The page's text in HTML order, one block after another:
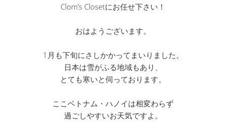
Clom’s Closetにお任せ下さい！
おはようございます。
1月も下旬にさしかかってまいりました。
日本は雪がふる地域もあり、
とても寒いと伺っております。
ここベトナム・ハノイは相変わらず
過ごしやすいお天気ですよ。